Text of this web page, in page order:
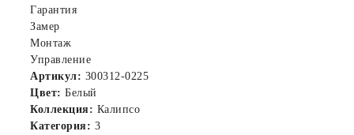
Гарантия
Замер
Монтаж
Управление
Артикул: 300312-0225
Цвет: Белый
Коллекция: Калипсо
Категория: 3